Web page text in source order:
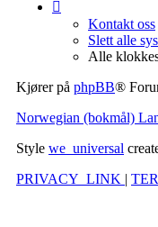
Kontakt oss
Slett alle
Alle
Kjører på phpBB®
Norwegian (bokmål)
Style we_universal
PRIVACY_LINK |